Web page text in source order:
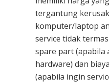
tergantung
komputer/laptop
service tidak
spare part (apabila
hardware) dan
(apabila ingin